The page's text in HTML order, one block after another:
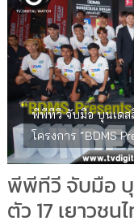
พีพีทีวี จับมือ บุนเดส
โครงการ “BDMS
พีพีทีวี จับมือ
ตัว 17 เยาวชน